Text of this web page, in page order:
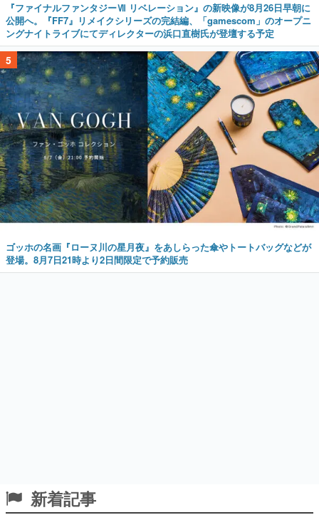
『ファイナルファンタジーⅦ リベレーション』の新映像が8月26日早朝に
公開へ。『FF7』リメイクシリーズの完結編、「gamescom」のオープニ
ングナイトライブにてディレクターの浜口直樹氏が登壇する予定
5
ゴッホの名画『ローヌ川の星月夜』をあしらった傘やトートバッグなどが
登場。8月7日21時より2日間限定で予約販売
新着記事